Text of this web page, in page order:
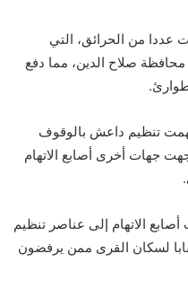
عددا من الحرائق، التي
صلاح الدين، مما دفع
تنظيم داعش بالوقوف
جهات أخرى أصابع الاتهام
الاتهام إلى عناصر تنظيم
لسكان القرى ممن يرفضون